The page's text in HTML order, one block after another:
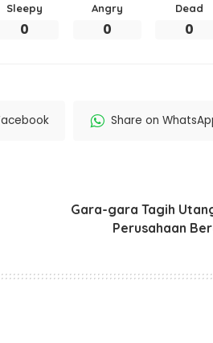
Sleepy
0
Angry
0
Dead
0
Share on
Gara-gara Tagih
Perusahaan